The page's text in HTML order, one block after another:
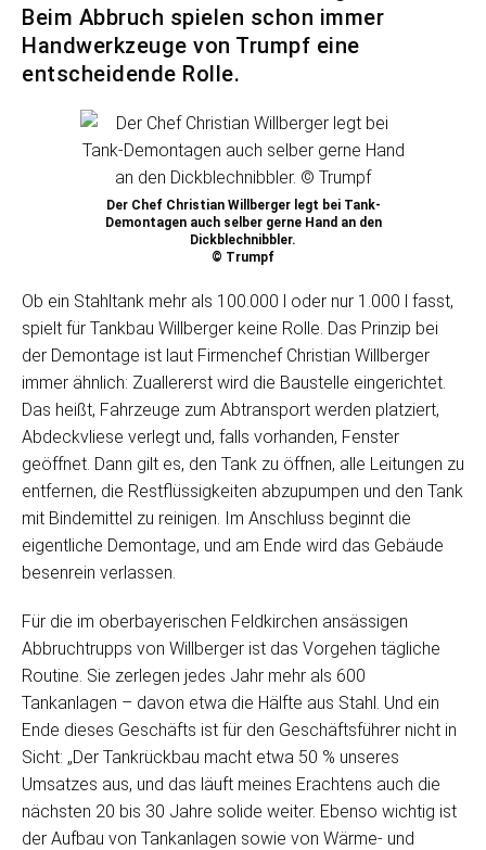
Beim Abbruch spielen schon immer
Handwerkzeuge von Trumpf eine
entscheidende Rolle.
Der Chef Christian Willberger legt bei Tank-
Demontagen auch selber gerne Hand an den
Dickblechnibbler.
© Trumpf
Ob ein Stahltank mehr als 100.000 l oder nur 1.000 l fasst,
spielt für Tankbau Willberger keine Rolle. Das Prinzip bei
der Demontage ist laut Firmenchef Christian Willberger
immer ähnlich: Zuallererst wird die Baustelle eingerichtet.
Das heißt, Fahrzeuge zum Abtransport werden platziert,
Abdeckvliese verlegt und, falls vorhanden, Fenster
geöffnet. Dann gilt es, den Tank zu öffnen, alle Leitungen zu
entfernen, die Restflüssigkeiten abzupumpen und den Tank
mit Bindemittel zu reinigen. Im Anschluss beginnt die
eigentliche Demontage, und am Ende wird das Gebäude
besenrein verlassen.
Für die im oberbayerischen Feldkirchen ansässigen
Abbruchtrupps von Willberger ist das Vorgehen tägliche
Routine. Sie zerlegen jedes Jahr mehr als 600
Tankanlagen – davon etwa die Hälfte aus Stahl. Und ein
Ende dieses Geschäfts ist für den Geschäftsführer nicht in
Sicht: „Der Tankrückbau macht etwa 50 % unseres
Umsatzes aus, und das läuft meines Erachtens auch die
nächsten 20 bis 30 Jahre solide weiter. Ebenso wichtig ist
der Aufbau von Tankanlagen sowie von Wärme- und